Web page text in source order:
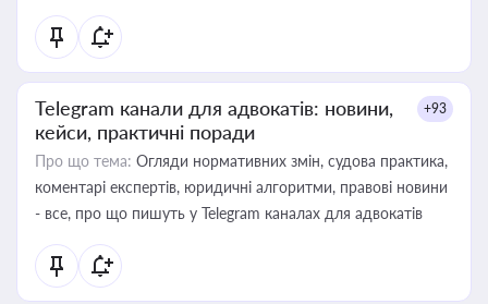
Telegram канали для адвокатів: новини,
кейси, практичні поради
+93
Про що тема: Огляди нормативних змін, судова практика,
коментарі експертів, юридичні алгоритми, правові новини
- все, про що пишуть у Telegram каналах для адвокатів